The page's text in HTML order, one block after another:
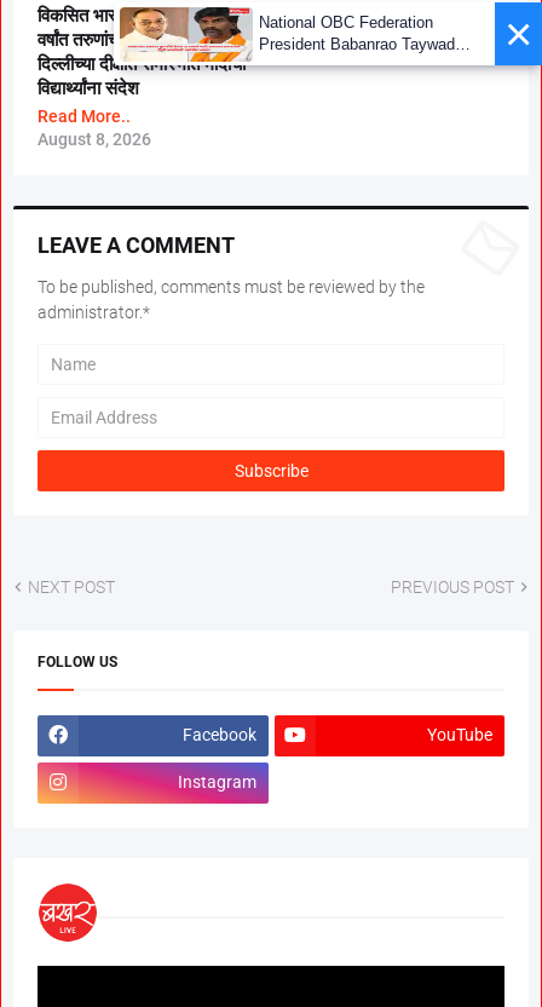
विकसित भारताचा पाया पुढील ३५
वर्षांत तरुणांच्या कामावर; IIT
दिल्लीच्या दीक्षांत समारंभात मोदींचा
विद्यार्थ्यांना संदेश
Read More..
August 8, 2026
LEAVE A COMMENT
To be published, comments must be reviewed by the
administrator.*
NEXT POST PREVIOUS POST
FOLLOW US
Facebook YouTube
Instagram
×
National OBC Federation
President Babanrao Taywade
Claims Only 27 Kunbi